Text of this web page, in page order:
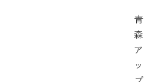
青
森
ア
ッ